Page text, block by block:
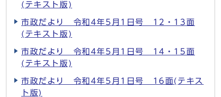
(テキスト版)
市政だより 令和4年5月1日号 12・13面
(テキスト版)
市政だより 令和4年5月1日号 14・15面
(テキスト版)
市政だより 令和4年5月1日号 16面(テキス
ト版)